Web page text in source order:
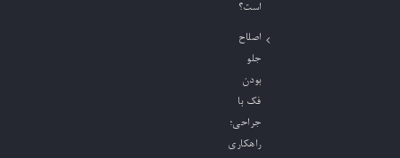
است؟
اصلاح
جلو
بودن
فک با
جراحی؛
راهکاری